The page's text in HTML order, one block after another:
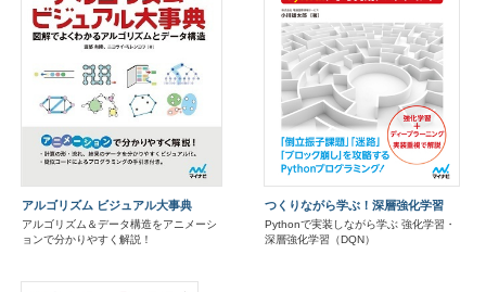
アルゴリズム ビジュアル大事典
アルゴリズム＆データ構造をアニメーシ
ョンで分かりやすく解説！
つくりながら学ぶ！深層強化学習
Pythonで実装しながら学ぶ 強化学習・
深層強化学習（DQN）